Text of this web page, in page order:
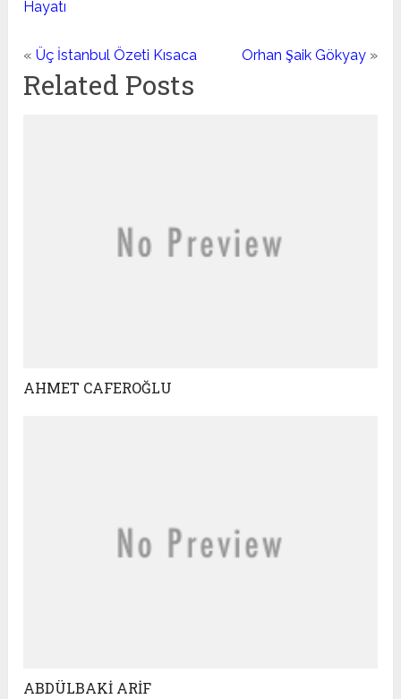
Hayatı
«Üç İstanbul Özeti Kısaca Orhan Şaik Gökyay»
Related Posts
AHMET CAFEROĞLU
ABDÜLBAKİ ARİF